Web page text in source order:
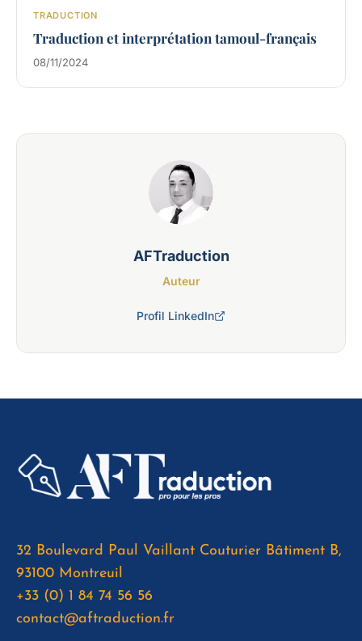
TRADUCTION
Traduction et interprétation tamoul-français
08/11/2024
AFTraduction
Auteur
Profil LinkedIn
32 Boulevard Paul Vaillant Couturier Bâtiment B,
93100 Montreuil
+33 (0) 1 84 74 56 56
contact@aftraduction.fr